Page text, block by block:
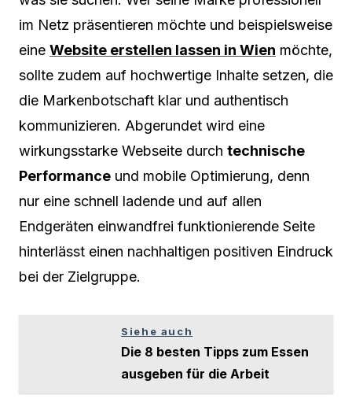
im Netz präsentieren möchte und beispielsweise
eine Website erstellen lassen in Wien möchte,
sollte zudem auf hochwertige Inhalte setzen, die
die Markenbotschaft klar und authentisch
kommunizieren. Abgerundet wird eine
wirkungsstarke Webseite durch technische
Performance und mobile Optimierung, denn
nur eine schnell ladende und auf allen
Endgeräten einwandfrei funktionierende Seite
hinterlässt einen nachhaltigen positiven Eindruck
bei der Zielgruppe.
Siehe auch
Die 8 besten Tipps zum Essen
ausgeben für die Arbeit